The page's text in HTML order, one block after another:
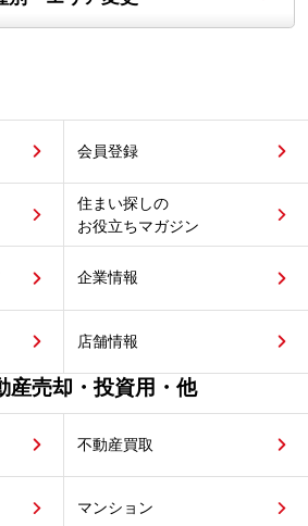
会員登録
住まい探しの
お役立ちマガジン
企業情報
店舗情報
産売却・投資用・他
不動産買取
マンション